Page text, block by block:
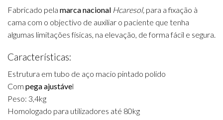
Fabricado pela marca nacional Hcaresol, para a fixação à
cama com o objectivo de auxiliar o paciente que tenha
algumas limitações físicas, na elevação, de forma fácil e segura.
Características:
Estrutura em tubo de aço macio pintado polido
Com pega ajustável
Peso: 3,4kg
Homologado para utilizadores até 80kg